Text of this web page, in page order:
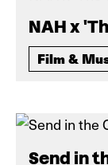
NAH x
Film &
Send in